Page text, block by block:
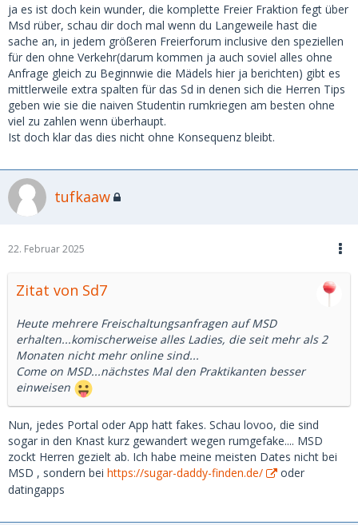
ja es ist doch kein wunder, die komplette Freier Fraktion fegt über
Msd rüber, schau dir doch mal wenn du Langeweile hast die
sache an, in jedem größeren Freierforum inclusive den speziellen
für den ohne Verkehr(darum kommen ja auch soviel alles ohne
Anfrage gleich zu Beginnwie die Mädels hier ja berichten) gibt es
mittlerweile extra spalten für das Sd in denen sich die Herren Tips
geben wie sie die naiven Studentin rumkriegen am besten ohne
viel zu zahlen wenn überhaupt.
Ist doch klar das dies nicht ohne Konsequenz bleibt.
tufkaaw
22. Februar 2025
Zitat von Sd7
Heute mehrere Freischaltungsanfragen auf MSD
erhalten...komischerweise alles Ladies, die seit mehr als 2
Monaten nicht mehr online sind...
Come on MSD...nächstes Mal den Praktikanten besser
einweisen
Nun, jedes Portal oder App hatt fakes. Schau lovoo, die sind
sogar in den Knast kurz gewandert wegen rumgefake.... MSD
zockt Herren gezielt ab. Ich habe meine meisten Dates nicht bei
MSD , sondern bei https://sugar-daddy-finden.de/
oder
datingapps